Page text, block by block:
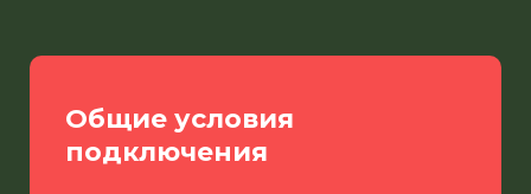
Общие условия
подключения